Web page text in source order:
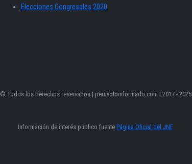
Elecciones Congresales 2020
© Todos los derechos reservados | peruvotoinformado.com | 2017 - 2025
Información de interés público fuente Página Oficial del JNE